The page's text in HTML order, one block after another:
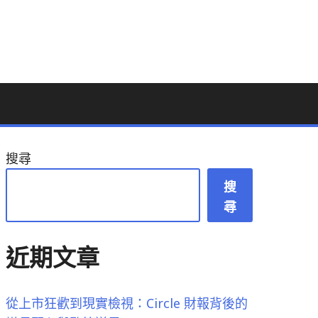
搜尋
搜
尋
近期文章
從上市狂歡到現實檢視：Circle 財報背後的